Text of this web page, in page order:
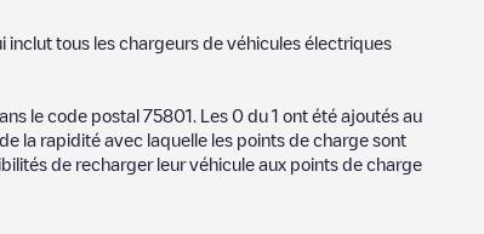
inclut tous les chargeurs de véhicules électriques
le code postal 75801 . Les 0 du 1 ont été ajoutés au
la rapidité avec laquelle les points de charge sont
de recharger leur véhicule aux points de charge